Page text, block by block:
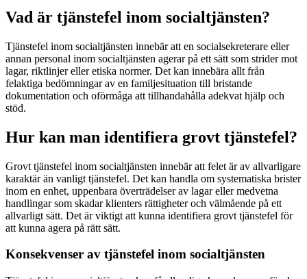
Vad är tjänstefel inom socialtjänsten?
Tjänstefel inom socialtjänsten innebär att en socialsekreterare eller
annan personal inom socialtjänsten agerar på ett sätt som strider mot
lagar, riktlinjer eller etiska normer. Det kan innebära allt från
felaktiga bedömningar av en familjesituation till bristande
dokumentation och oförmåga att tillhandahålla adekvat hjälp och
stöd.
Hur kan man identifiera grovt tjänstefel?
Grovt tjänstefel inom socialtjänsten innebär att felet är av allvarligare
karaktär än vanligt tjänstefel. Det kan handla om systematiska brister
inom en enhet, uppenbara överträdelser av lagar eller medvetna
handlingar som skadar klienters rättigheter och välmående på ett
allvarligt sätt. Det är viktigt att kunna identifiera grovt tjänstefel för
att kunna agera på rätt sätt.
Konsekvenser av tjänstefel inom socialtjänsten